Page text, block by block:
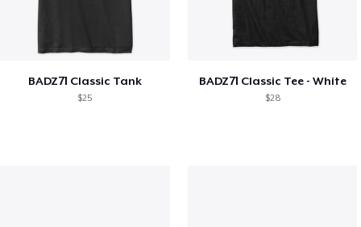
BADZ71 Classic Tank
$25
BADZ71 Classic Tee - White
$28